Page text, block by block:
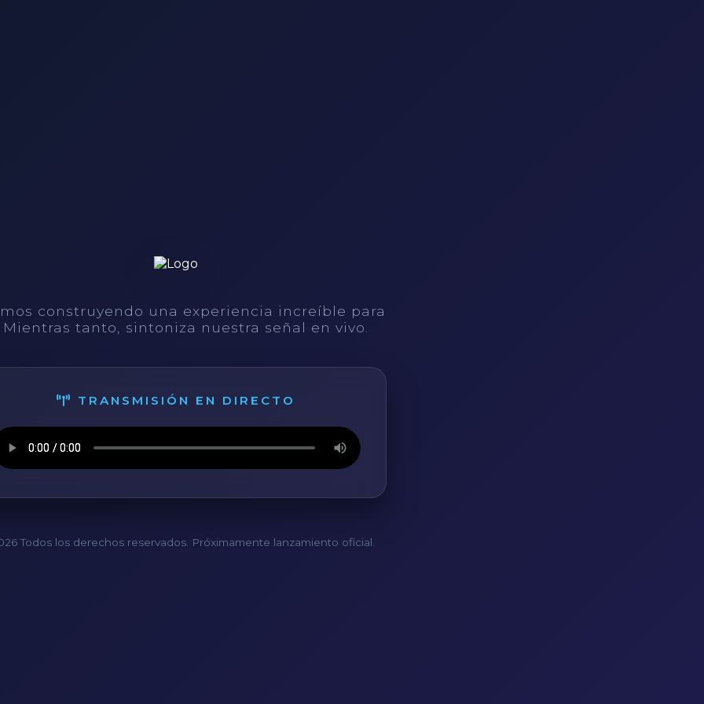
construyendo una experiencia increíble para
tanto, sintoniza nuestra señal en vivo.
TRANSMISIÓN EN DIRECTO
Todos los derechos reservados. Próximamente lanzamiento oficial.